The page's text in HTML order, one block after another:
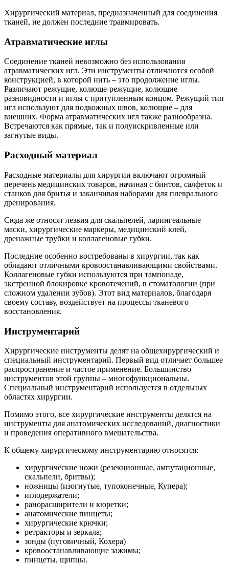
Хирургический материал, предназначенный для соединения
тканей, не должен последние травмировать.
Атравматические иглы
Соединение тканей невозможно без использования
атравматических игл. Эти инструменты отличаются особой
конструкцией, в которой нить – это продолжение иглы.
Различают режущие, колюще-режущие, колющие
разновидности и иглы с притупленным концом. Режущий тип
игл используют для подкожных швов, колющие – для
внешних. Форма атравматических игл также разнообразна.
Встречаются как прямые, так и полуискривленные или
загнутые виды.
Расходный материал
Расходные материалы для хирургии включают огромный
перечень медицинских товаров, начиная с бинтов, салфеток и
станков для бритья и заканчивая наборами для плеврального
дренирования.
Сюда же относят лезвия для скальпелей, ларингеальные
маски, хирургические маркеры, медицинский клей,
дренажные трубки и коллагеновые губки.
Последние особенно востребованы в хирургии, так как
обладают отличными кровоостанавливающими свойствами.
Коллагеновые губки используются при тампонаде,
экстренной блокировке кровотечений, в стоматологии (при
сложном удалении зубов). Этот вид материалов, благодаря
своему составу, воздействует на процессы тканевого
восстановления.
Инструментарий
Хирургические инструменты делят на общехирургический и
специальный инструментарий. Первый вид отличает большее
распространение и частое применение. Большинство
инструментов этой группы – многофункциональны.
Специальный инструментарий используется в отдельных
областях хирургии.
Помимо этого, все хирургические инструменты делятся на
инструменты для анатомических исследований, диагностики
и проведения оперативного вмешательства.
К общему хирургическому инструментарию относятся:
хирургические ножи (резекционные, ампутационные,
скальпели, бритвы);
ножницы (изогнутые, тупоконечные, Купера);
иглодержатели;
ранорасширители и кюретки;
анатомические пинцеты;
хирургические крючки;
ретракторы и зеркала;
зонды (пуговичный, Кохера)
кровоостанавливающие зажимы;
пинцеты, щипцы.